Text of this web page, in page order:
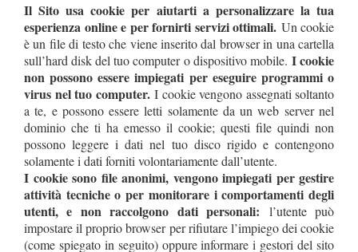
Il Sito usa cookie per aiutarti a personalizzare la tua
esperienza online e per fornirti servizi ottimali. Un cookie
è un file di testo che viene inserito dal browser in una cartella
sull’hard disk del tuo computer o dispositivo mobile. I cookie
non possono essere impiegati per eseguire programmi o
virus nel tuo computer.I cookie vengono assegnati soltanto
a te, e possono essere letti solamente da un web server nel
dominio che ti ha emesso il cookie; questi file quindi non
possono leggere i dati nel tuo disco rigido e contengono
solamente i dati forniti volontariamente dall’utente.
I cookie sono file anonimi, vengono impiegati per gestire
attività tecniche o per monitorare i comportamenti degli
utenti, e non raccolgono dati personali: l’utente può
impostare il proprio browser per rifiutare l’impiego dei cookie
(come spiegato in seguito) oppure informare i gestori del sito